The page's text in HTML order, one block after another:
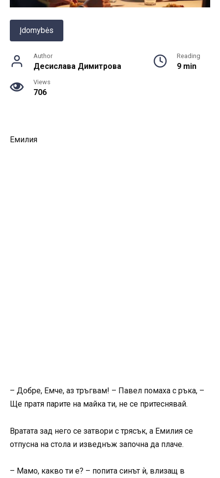
Įdomybės
Author
Десислава Димитрова
Reading
9 min
Views
706
Емилия
– Добре, Емче, аз тръгвам! – Павел помаха с ръка, –
Ще пратя парите на майка ти, не се притеснявай.
Вратата зад него се затвори с трясък, а Емилия се
отпусна на стола и изведнъж започна да плаче.
– Мамо, какво ти е? – попита синът ѝ, влизащ в